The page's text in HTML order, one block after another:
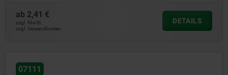
ab 2,41 €
zzgl. MwSt.
zzgl. Versandkosten
DETAILS
07111